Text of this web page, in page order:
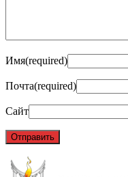
Имя(required)
Почта(required)
Сайт